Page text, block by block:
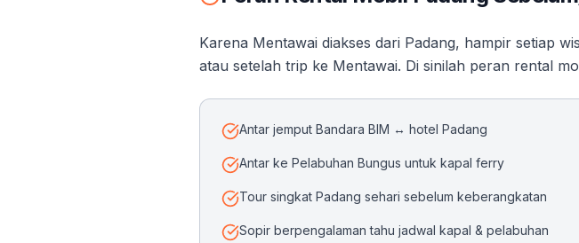
Karena Mentawai diakses dari Padang, hampir setiap
atau setelah trip ke Mentawai. Di sinilah peran rental
Antar jemput Bandara BIM ↔ hotel Padang
Antar ke Pelabuhan Bungus untuk kapal ferry
Tour singkat Padang sehari sebelum keberangkatan
Sopir berpengalaman tahu jadwal kapal & pelabuhan